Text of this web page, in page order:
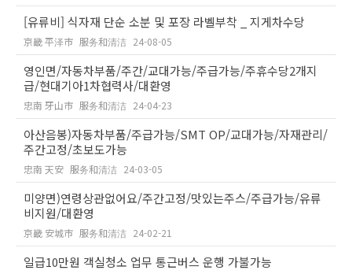
[유류비] 식자재 단순 소분 및 포장 라벨부착 _ 지게차수당
京畿 平泽市 服务和清洁 24-08-05
영인면/자동차부품/주간/교대가능/주급가능/주휴수당2개지
급/현대기아1차협력사/대환영
忠南 牙山市 服务和清洁 24-04-23
아산음봉)자동차부품/주급가능/SMT OP/교대가능/자재관리/
주간고정/초보도가능
忠南 天安 服务和清洁 24-03-05
미양면)연령상관없어요/주간고정/맛있는주스/주급가능/유류
비지원/대환영
京畿 安城市 服务和清洁 24-02-21
일급10만원 객실청소 업무 통근버스 운행 가불가능